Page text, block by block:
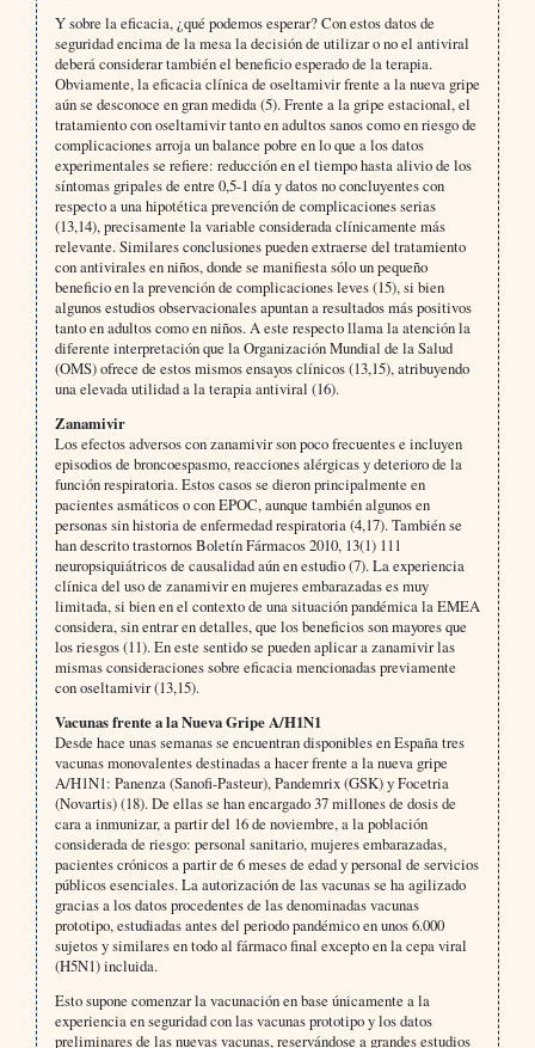
Y sobre la eficacia, ¿qué podemos esperar? Con estos datos de
seguridad encima de la mesa la decisión de utilizar o no el antiviral
deberá considerar también el beneficio esperado de la terapia.
Obviamente, la eficacia clínica de oseltamivir frente a la nueva gripe
aún se desconoce en gran medida (5). Frente a la gripe estacional, el
tratamiento con oseltamivir tanto en adultos sanos como en riesgo de
complicaciones arroja un balance pobre en lo que a los datos
experimentales se refiere: reducción en el tiempo hasta alivio de los
síntomas gripales de entre 0,5-1 día y datos no concluyentes con
respecto a una hipotética prevención de complicaciones serias
(13,14), precisamente la variable considerada clínicamente más
relevante. Similares conclusiones pueden extraerse del tratamiento
con antivirales en niños, donde se manifiesta sólo un pequeño
beneficio en la prevención de complicaciones leves (15), si bien
algunos estudios observacionales apuntan a resultados más positivos
tanto en adultos como en niños. A este respecto llama la atención la
diferente interpretación que la Organización Mundial de la Salud
(OMS) ofrece de estos mismos ensayos clínicos (13,15), atribuyendo
una elevada utilidad a la terapia antiviral (16).
Zanamivir
Los efectos adversos con zanamivir son poco frecuentes e incluyen
episodios de broncoespasmo, reacciones alérgicas y deterioro de la
función respiratoria. Estos casos se dieron principalmente en
pacientes asmáticos o con EPOC, aunque también algunos en
personas sin historia de enfermedad respiratoria (4,17). También se
han descrito trastornos Boletín Fármacos 2010, 13(1) 111
neuropsiquiátricos de causalidad aún en estudio (7). La experiencia
clínica del uso de zanamivir en mujeres embarazadas es muy
limitada, si bien en el contexto de una situación pandémica la EMEA
considera, sin entrar en detalles, que los beneficios son mayores que
los riesgos (11). En este sentido se pueden aplicar a zanamivir las
mismas consideraciones sobre eficacia mencionadas previamente
con oseltamivir (13,15).
Vacunas frente a la Nueva Gripe A/H1N1
Desde hace unas semanas se encuentran disponibles en España tres
vacunas monovalentes destinadas a hacer frente a la nueva gripe
A/H1N1: Panenza (Sanofi-Pasteur), Pandemrix (GSK) y Focetria
(Novartis) (18). De ellas se han encargado 37 millones de dosis de
cara a inmunizar, a partir del 16 de noviembre, a la población
considerada de riesgo: personal sanitario, mujeres embarazadas,
pacientes crónicos a partir de 6 meses de edad y personal de servicios
públicos esenciales. La autorización de las vacunas se ha agilizado
gracias a los datos procedentes de las denominadas vacunas
prototipo, estudiadas antes del periodo pandémico en unos 6.000
sujetos y similares en todo al fármaco final excepto en la cepa viral
(H5N1) incluida.
Esto supone comenzar la vacunación en base únicamente a la
experiencia en seguridad con las vacunas prototipo y los datos
preliminares de las nuevas vacunas, reservándose a grandes estudios